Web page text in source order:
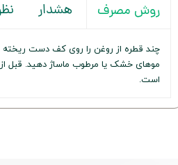
روش مصرف هشدار
چند قطره از روغن را روی کف دست ریخته
موهای خشک یا مرطوب ماساژ دهید. قبل از
است.